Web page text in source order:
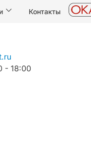
Контакты
- 18:00